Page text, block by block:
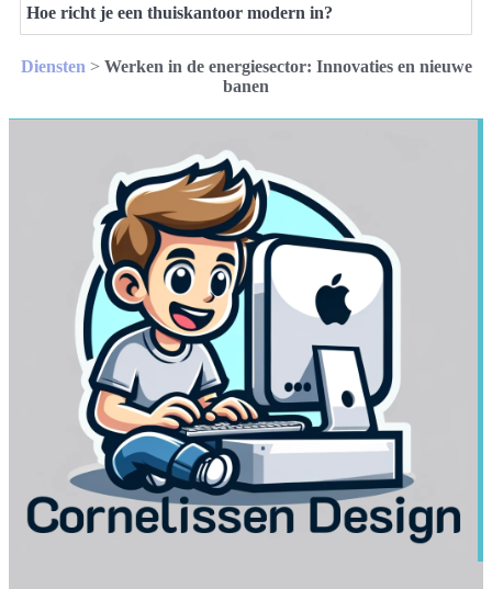
Hoe richt je een thuiskantoor modern in?
Diensten > Werken in de energiesector: Innovaties en nieuwe
banen